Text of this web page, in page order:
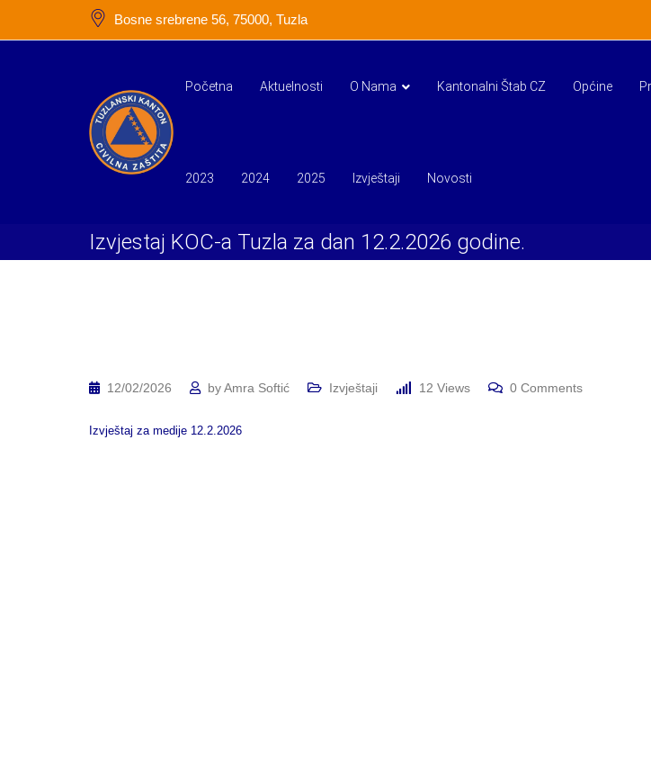
Bosne srebrene 56, 75000, Tuzla
Početna Aktuelnosti O Nama Kantonalni Štab CZ Općine
2023 2024 2025 Izvještaji Novosti
Izvjestaj KOC-a Tuzla za dan 12.2.2026 godine.
12/02/2026 byAmra Softić Izvještaji 12 Views 0 Comments
Izvještaj za medije 12.2.2026